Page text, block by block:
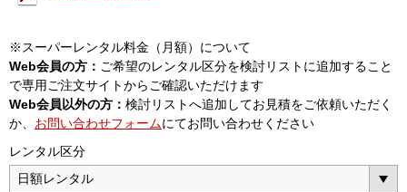
※スーパーレンタル料金（月額）について
Web会員の方： ご希望のレンタル区分を検討リストに追加すること
で専用ご注文サイトからご確認いただけます
Web会員以外の方： 検討リストへ追加してお見積をご依頼いただく
か、 お問い合わせフォームにてお問い合わせください
レンタル区分